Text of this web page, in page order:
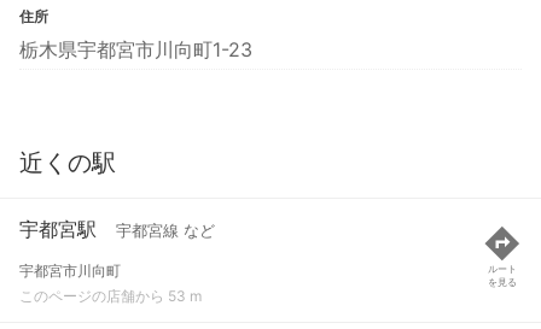
住所
栃木県宇都宮市川向町1-23
近くの駅
宇都宮駅 宇都宮線 など
宇都宮市川向町
このページの店舗から 53 m
ルート
を見る